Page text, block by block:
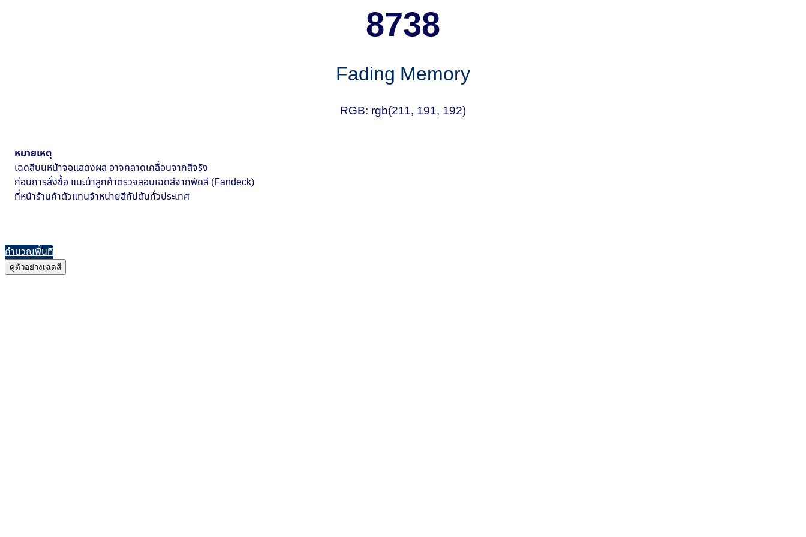
8738
Fading Memory
RGB: rgb(211, 191, 192)
หมายเหตุ
เฉดสีบนหน้าจอแสดงผล อาจคลาดเคลื่อนจากสีจริง
ก่อนการสั่งซื้อ แนะน้าลูกค้าตรวจสอบเฉดสีจากพัดสี (Fandeck)
ที่หน้าร้านค้าตัวแทนจ้าหน่ายสีกัปตันทั่วประเทศ
คำนวณพื้นที่
ดูตัวอย่างเฉดสี